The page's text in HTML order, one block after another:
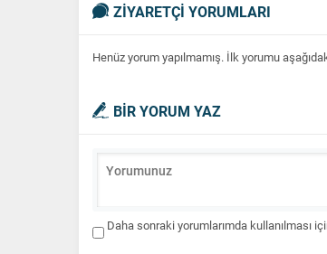
ZİYARETÇİ YORUMLARI
Henüz yorum yapılmamış. İlk yorumu
BİR YORUM YAZ
Daha sonraki yorumlarımda kullanılması